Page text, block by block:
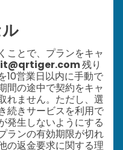
ことで、プランをキャ
it@qrtiger.com残り
10営業日以内に手動で
間の途中で契約をキャ
れません。ただし、選
続きサービスを利用で
発生しないようにする
ランの有効期限が切れ
の返金要求に関する理